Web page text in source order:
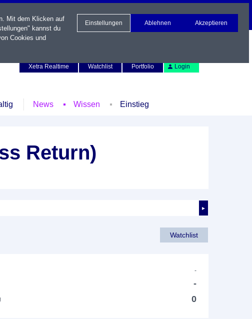
Xetra Realtime
Watchlist Portfolio Login
News Wissen Einstieg
Return)
►
Watchlist
-
-
0
Mit dem Klicken auf
kannst du
Cookies und
Einstellungen Ablehnen Akzeptieren